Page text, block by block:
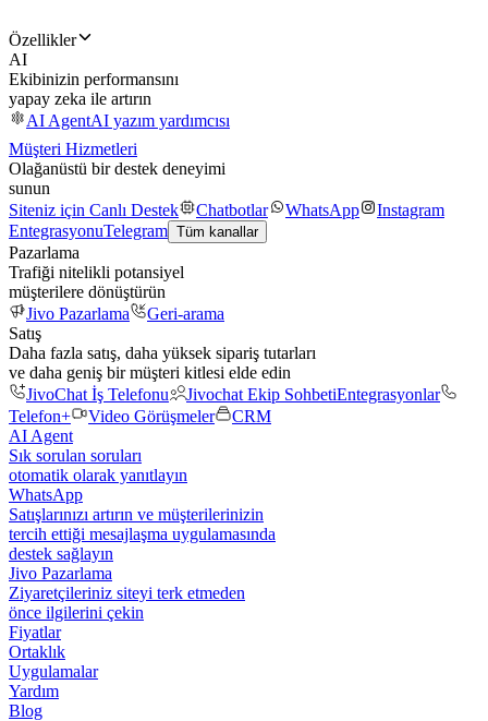
Özellikler
AI
Ekibinizin performansını
yapay zeka ile artırın
AI AgentAI yazım yardımcısı
Müşteri Hizmetleri
Olağanüstü bir destek deneyimi
sunun
Siteniz için Canlı Destek
Chatbotlar WhatsApp
Instagram
EntegrasyonuTelegram Tüm kanallar
Pazarlama
Trafiği nitelikli potansiyel
müşterilere dönüştürün
Jivo Pazarlama
Geri-arama
Satış
Daha fazla satış, daha yüksek sipariş tutarları
ve daha geniş bir müşteri kitlesi elde edin
JivoChat İş Telefonu
Jivochat Ekip SohbetiEntegrasyonlar
Telefon+
Video Görüşmeler
CRM
AI Agent
Sık sorulan soruları
otomatik olarak yanıtlayın
WhatsApp
Satışlarınızı artırın ve müşterilerinizin
tercih ettiği mesajlaşma uygulamasında
destek sağlayın
Jivo Pazarlama
Ziyaretçileriniz siteyi terk etmeden
önce ilgilerini çekin
Fiyatlar
Ortaklık
Uygulamalar
Yardım
Blog